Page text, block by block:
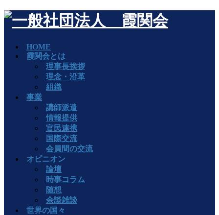
HOME
霞関会とは
理事長挨拶
理念・沿革
組織
事業
講師派遣
情報提供
官民連携
国際交流
会員間の交流
オピニオン
論壇
時事コラム
随想
余談雑談
世界の国々